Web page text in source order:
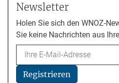
Newsletter
Holen Sie sich den WNOZ-
Sie keine Nachrichten aus
Email
Registrieren